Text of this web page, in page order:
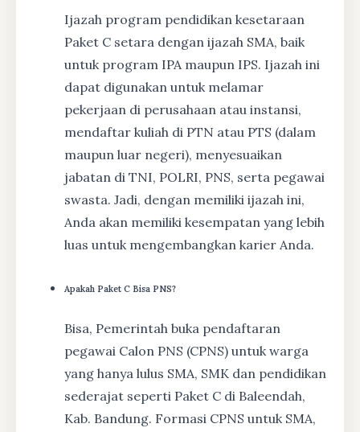
Ijazah program pendidikan kesetaraan
Paket C setara dengan ijazah SMA, baik
untuk program IPA maupun IPS. Ijazah ini
dapat digunakan untuk melamar
pekerjaan di perusahaan atau instansi,
mendaftar kuliah di PTN atau PTS (dalam
maupun luar negeri), menyesuaikan
jabatan di TNI, POLRI, PNS, serta pegawai
swasta. Jadi, dengan memiliki ijazah ini,
Anda akan memiliki kesempatan yang lebih
luas untuk mengembangkan karier Anda.
Apakah Paket C Bisa PNS?
Bisa, Pemerintah buka pendaftaran
pegawai Calon PNS (CPNS) untuk warga
yang hanya lulus SMA, SMK dan pendidikan
sederajat seperti Paket C di Baleendah,
Kab. Bandung. Formasi CPNS untuk SMA,